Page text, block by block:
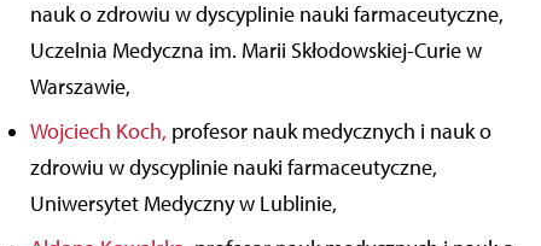
nauk o zdrowiu w dyscyplinie nauki farmaceutyczne,
Uczelnia Medyczna im. Marii Skłodowskiej-Curie w
Warszawie,
Wojciech Koch, profesor nauk medycznych i nauk o
zdrowiu w dyscyplinie nauki farmaceutyczne,
Uniwersytet Medyczny w Lublinie,